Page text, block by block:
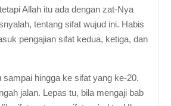
Allah itu ada dengan zat-Nya
tentang sifat wujud ini. Habis
pengajian sifat kedua, ketiga, dan
sampai hingga ke sifat yang ke-20.
jalan. Lepas tu, bila mengaji bab